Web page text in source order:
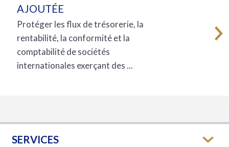
AJOUTÉE
Protéger les flux de trésorerie, la
rentabilité, la conformité et la
comptabilité de sociétés
internationales exerçant des ...
SERVICES